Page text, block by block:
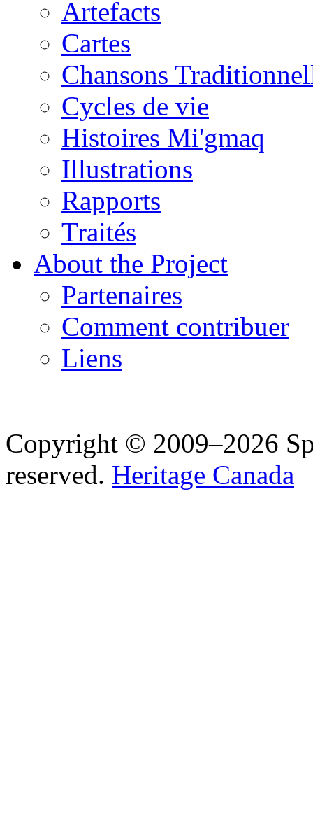
Artefacts
Cartes
Chansons
Cycles de vie
Histoires Mi'gmaq
Illustrations
Rapports
Traités
About the Project
Partenaires
Comment contribuer
Liens
Copyright © 2009–2026
reserved. Heritage Canada